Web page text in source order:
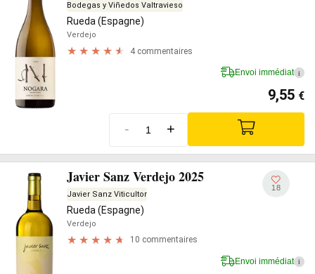
Bodegas y Viñedos Valtravieso
Rueda (Espagne)
Verdejo
4 commentaires
Envoi immédiat i
9,55 €
- +
Javier Sanz Verdejo 2025
Javier Sanz Viticultor
Rueda (Espagne)
Verdejo
10 commentaires
18
Envoi immédiat i